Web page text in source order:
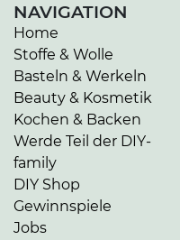
NAVIGATION
Home
Stoffe & Wolle
Basteln & Werkeln
Beauty & Kosmetik
Kochen & Backen
Werde Teil der DIY-
family
DIY Shop
Gewinnspiele
Jobs